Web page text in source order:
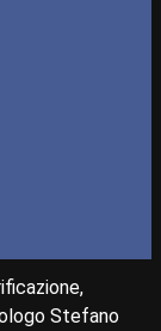
Stefano